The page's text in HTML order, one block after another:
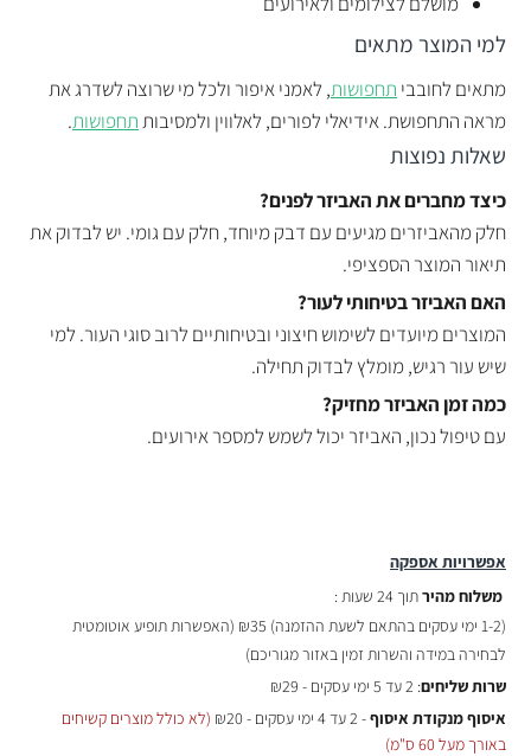
אפשרויות אספקה
משלוח מהירתוך 24 שעות :
(1-2 ימי עסקים בהתאם לשעת ההזמנה)
₪35 (האפשרות תופיע אוטומטית
לבחירה במידה והשרות זמין באזור מגוריכם)
שרות שליחים: 2 עד 5 ימי עסקים - ₪29
איסוף מנקודת איסוף- 2 עד 4 ימי עסקים - ₪20
(לא כולל מוצרים קשיחים
באורך מעל 60 ס"מ)
למי המוצר מתאים
מתאים לחובבי תחפושות, לאמני איפור ולכל מי שרוצה לשדרג את
מראה התחפושת. אידיאלי לפורים, לאלווין ולמסיבותתחפושות.
שאלות נפוצות
כיצד מחברים את האביזר לפנים?
חלק מהאביזרים מגיעים עם דבק מיוחד, חלק עם גומי. יש לבדוק את
תיאור המוצר הספציפי.
האם האביזר בטיחותי לעור?
המוצרים מיועדים לשימוש חיצוני ובטיחותיים לרוב סוגי העור. למי
שיש עור רגיש, מומלץ לבדוק תחילה.
כמה זמן האביזר מחזיק?
עם טיפול נכון, האביזר יכול לשמש למספר אירועים.